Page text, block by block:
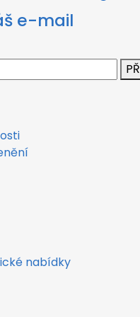
e-mail
nabídky